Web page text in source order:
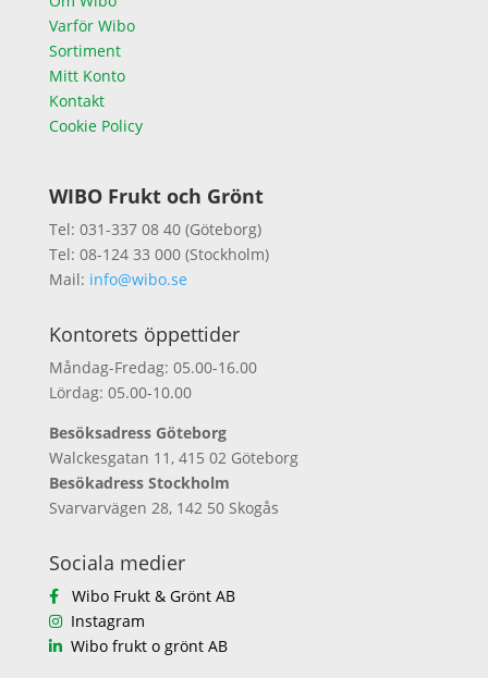
Varför Wibo
Sortiment
Mitt Konto
Kontakt
Cookie Policy
WIBO Frukt och Grönt
Tel: 031-337 08 40 (Göteborg)
Tel: 08-124 33 000 (Stockholm)
Mail: info@wibo.se
Kontorets öppettider
Måndag-Fredag: 05.00-16.00
Lördag: 05.00-10.00
Besöksadress Göteborg
Walckesgatan 11, 415 02 Göteborg
Besökadress Stockholm
Svarvarvägen 28, 142 50 Skogås
Sociala medier
Wibo Frukt & Grönt AB
Instagram
Wibo frukt o grönt AB